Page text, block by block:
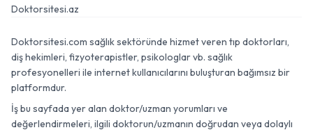
Doktorsitesi.az
Doktorsitesi.com sağlık sektöründe hizmet veren tıp doktorları,
diş hekimleri, fizyoterapistler, psikologlar vb. sağlık
profesyonelleri ile internet kullanıcılarını buluşturan bağımsız bir
platformdur.
İş bu sayfada yer alan doktor/uzman yorumları ve
değerlendirmeleri, ilgili doktorun/uzmanın doğrudan veya dolaylı